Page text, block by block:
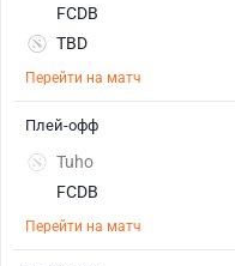
FCDB
TBD
Перейти на матч
Tuho
FCDB
Перейти на матч
Плей-офф